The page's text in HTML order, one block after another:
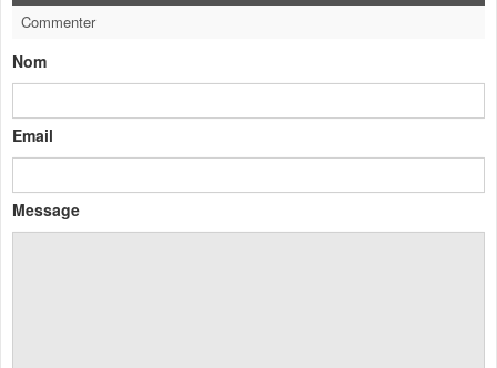
Commenter
Nom
Email
Message